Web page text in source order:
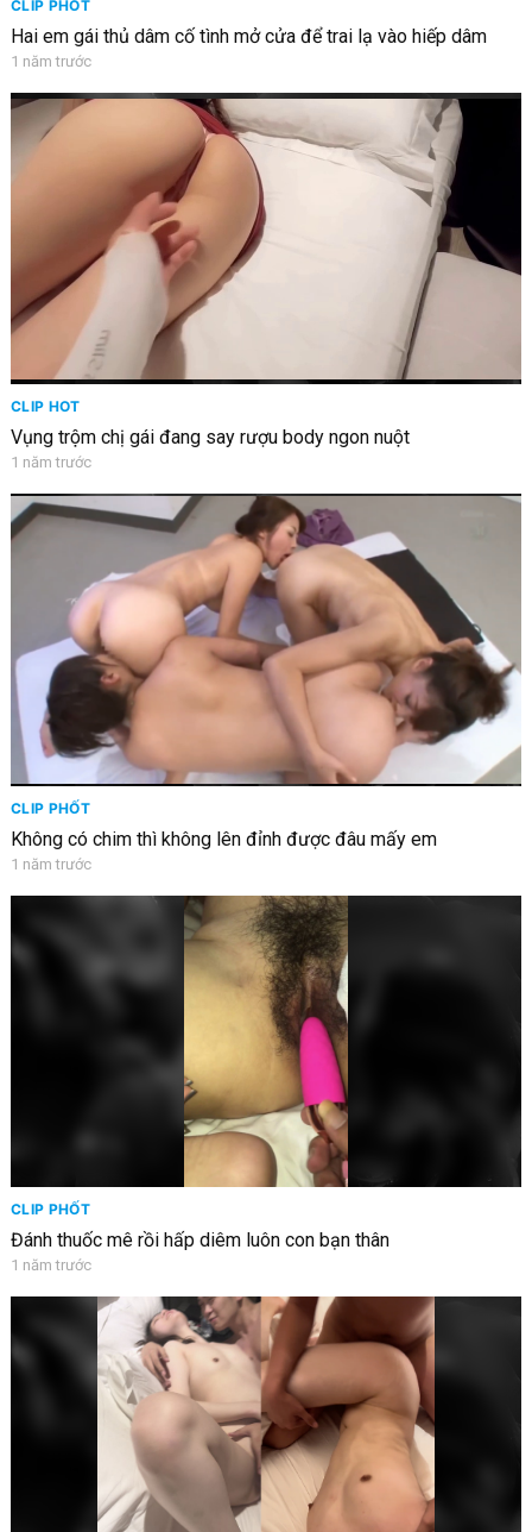
CLIP PHỐT
Hai em gái thủ dâm cố tình mở cửa để trai lạ vào hiếp dâm
1 năm trước
CLIP HOT
Vụng trộm chị gái đang say rượu body ngon nuột
1 năm trước
CLIP PHỐT
Không có chim thì không lên đỉnh được đâu mấy em
1 năm trước
CLIP PHỐT
Đánh thuốc mê rồi hấp diêm luôn con bạn thân
1 năm trước